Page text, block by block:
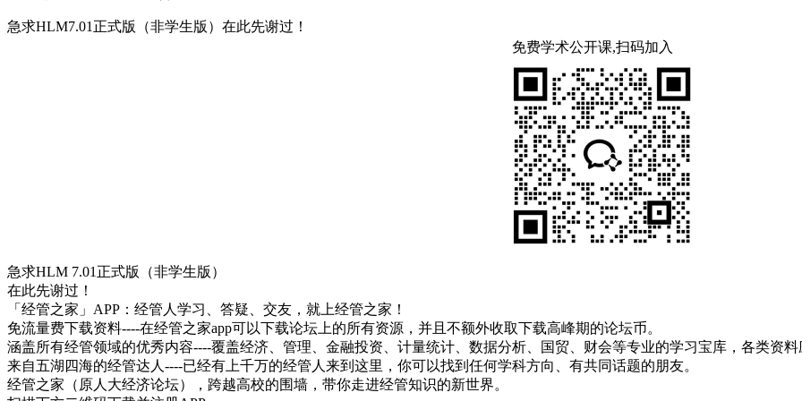
急求HLM7.01正式版（非学生版）在此先谢过！
免费学术公开课,扫码加入
急求HLM 7.01正式版（非学生版）
在此先谢过！
「经管之家」APP：经管人学习、答疑、交友，就上经管之家！
免流量费下载资料----在经管之家app可以下载论坛上的所有资源，并且不额外收取下载高峰期的论坛币。
涵盖所有经管领域的优秀内容----覆盖经济、管理、金融投资、计量统计、数据分析、国贸、财会等专业的学习宝库，各类资料
来自五湖四海的经管达人----已经有上千万的经管人来到这里，你可以找到任何学科方向、有共同话题的朋友。
经管之家（原人大经济论坛），跨越高校的围墙，带你走进经管知识的新世界。